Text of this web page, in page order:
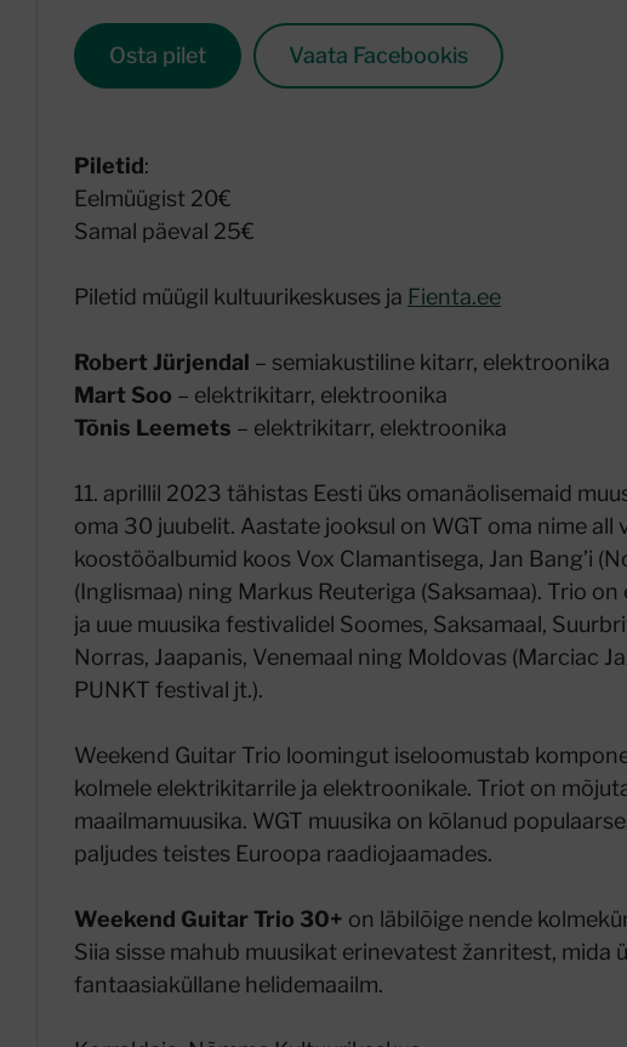
Osta pilet Vaata Facebookis
Piletid:
Eelmüügist 20€
Samal päeval 25€
Piletid müügil kultuurikeskuses ja Fienta.ee
Robert Jürjendal – semiakustiline kitarr, elektroonika
Mart Soo – elektrikitarr, elektroonika
Tõnis Leemets – elektrikitarr, elektroonika
11. aprillil 2023 tähistas Eesti üks omanäolisemaid
oma 30 juubelit. Aastate jooksul on WGT oma nime all
koostööalbumid koos Vox Clamantisega, Jan Bang’i
(Inglismaa) ning Markus Reuteriga (Saksamaa). Trio
ja uue muusika festivalidel Soomes, Saksamaal,
Norras, Jaapanis, Venemaal ning Moldovas (Marciac
PUNKT festival jt.).
Weekend Guitar Trio loomingut iseloomustab
kolmele elektrikitarrile ja elektroonikale. Triot on
maailmamuusika. WGT muusika on kõlanud
paljudes teistes Euroopa raadiojaamades.
Weekend Guitar Trio 30+ on läbilõige nende
Siia sisse mahub muusikat erinevatest žanritest, mida
fantaasiaküllane helidemaailm.